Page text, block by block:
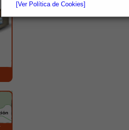
[Ver Política de Cookies]